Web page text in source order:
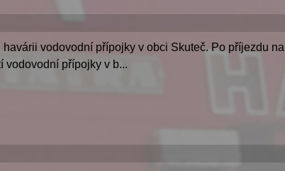
vodovodní přípojky v obci Skuteč. Po příjezdu na
vodovodní přípojky v b...